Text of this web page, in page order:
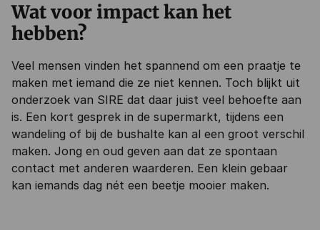
Wat voor impact kan het
hebben?
Veel mensen vinden het spannend om een praatje te
maken met iemand die ze niet kennen. Toch blijkt uit
onderzoek van SIRE dat daar juist veel behoefte aan
is. Een kort gesprek in de supermarkt, tijdens een
wandeling of bij de bushalte kan al een groot verschil
maken. Jong en oud geven aan dat ze spontaan
contact met anderen waarderen. Een klein gebaar
kan iemands dag nét een beetje mooier maken.